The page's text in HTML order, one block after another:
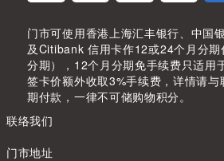
门市可使用香港上海汇丰银行、中国
及Citibank 信用卡作12或24个月分期
分期），12个月分期免手续费只适用
签卡价额外收取3%手续费，详情请
期付款，一律不可储购物积分。
联络我们
门市地址